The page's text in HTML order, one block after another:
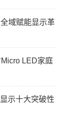
域赋能显示革
LED家庭
示十大突破性